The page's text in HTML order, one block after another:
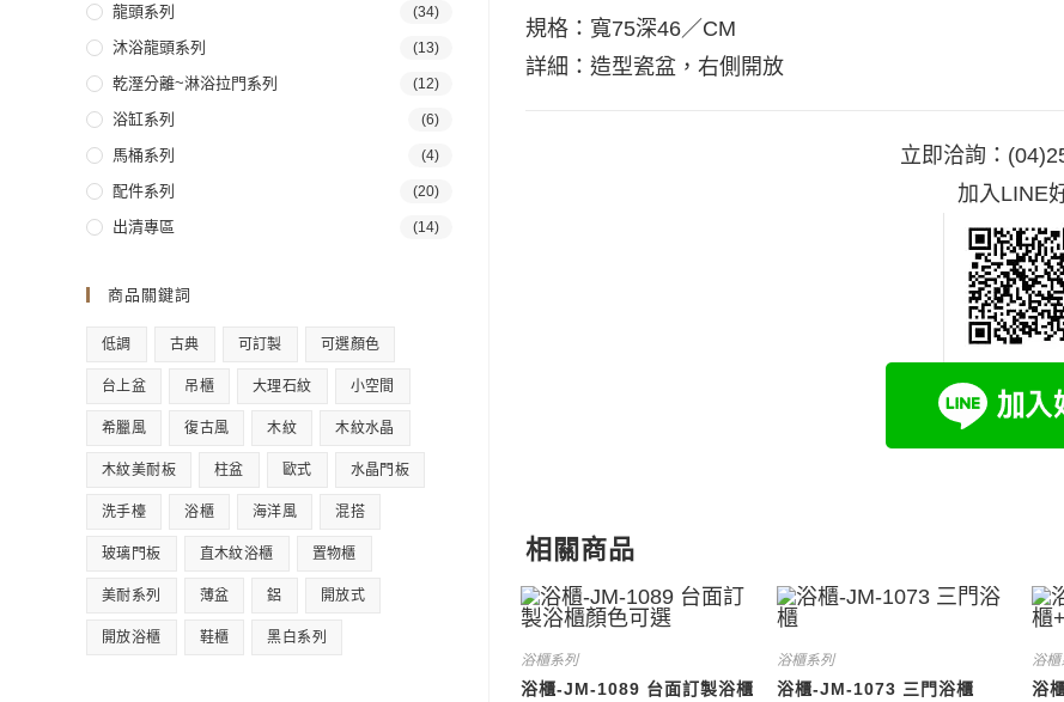
規格：寬75深46／CM
詳細：造型瓷盆，右側開放
立即洽詢：
加入LINE
相關商品
浴櫃系列
浴櫃-JM-1089 台面訂製浴櫃
浴櫃系列
浴櫃-JM-1073 三門浴櫃
浴櫃
浴
龍頭系列 (34)
沐浴龍頭系列 (13)
乾溼分離~淋浴拉門系列 (12)
浴缸系列 (6)
馬桶系列 (4)
配件系列 (20)
出清專區 (14)
商品關鍵詞
低調 古典 可訂製 可選顏色
台上盆 吊櫃 大理石紋 小空間
希臘風 復古風 木紋 木紋水晶
木紋美耐板 柱盆 歐式 水晶門板
洗手檯 浴櫃 海洋風 混搭
玻璃門板 直木紋浴櫃 置物櫃
美耐系列 薄盆 鋁 開放式
開放浴櫃 鞋櫃 黑白系列